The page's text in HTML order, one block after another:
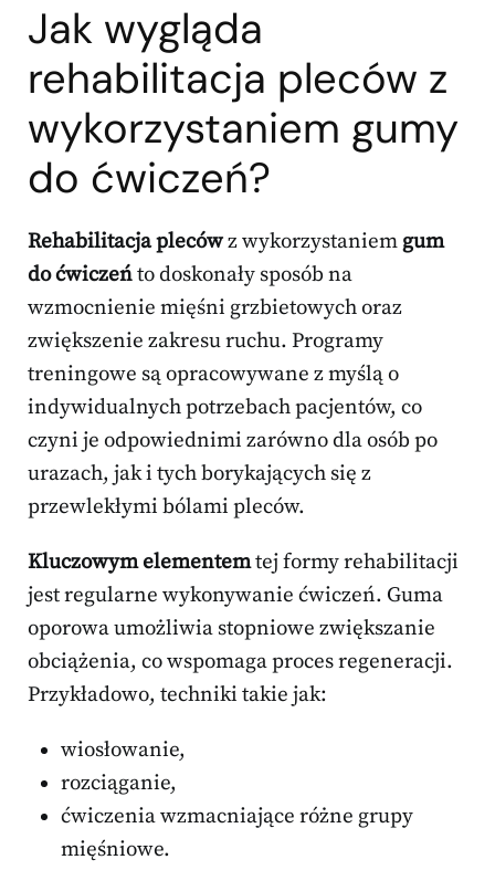
Jak wygląda
rehabilitacja pleców z
wykorzystaniem gumy
do ćwiczeń?
Rehabilitacja plecówz wykorzystaniem gum
do ćwiczeńto doskonały sposób na
wzmocnienie mięśni grzbietowych oraz
zwiększenie zakresu ruchu. Programy
treningowe są opracowywane z myślą o
indywidualnych potrzebach pacjentów, co
czyni je odpowiednimi zarówno dla osób po
urazach, jak i tych borykających się z
przewlekłymi bólami pleców.
Kluczowym elementemtej formy rehabilitacji
jest regularne wykonywanie ćwiczeń. Guma
oporowa umożliwia stopniowe zwiększanie
obciążenia, co wspomaga proces regeneracji.
Przykładowo, techniki takie jak:
wiosłowanie,
rozciąganie,
ćwiczenia wzmacniające różne grupy
mięśniowe.